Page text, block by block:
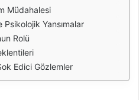
Müdahalesi
Yansımalar
Rolü
Edici Gözlemler